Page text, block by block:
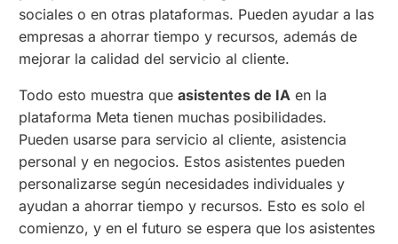
sociales o en otras plataformas. Pueden ayudar a las
empresas a ahorrar tiempo y recursos, además de
mejorar la calidad del servicio al cliente.
Todo esto muestra queasistentes de IA en la
plataforma Meta tienen muchas posibilidades.
Pueden usarse para servicio al cliente, asistencia
personal y en negocios. Estos asistentes pueden
personalizarse según necesidades individuales y
ayudan a ahorrar tiempo y recursos. Esto es solo el
comienzo, y en el futuro se espera que los asistentes